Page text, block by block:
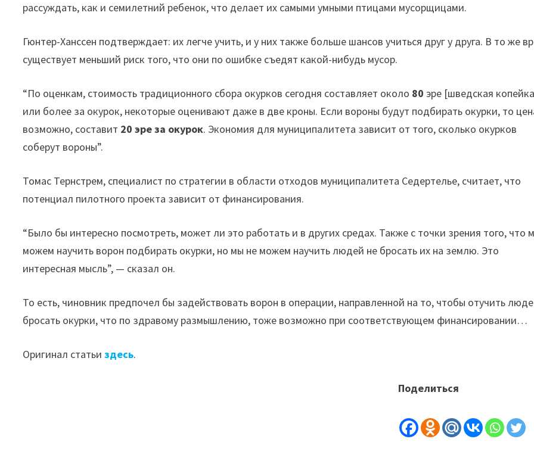
рассуждать, как и семилетний ребенок, что делает их самыми умными птицами мусорщицами.
Гюнтер-Ханссен подтверждает: их легче учить, и у них также больше шансов учиться друг у друга. В то же
существует меньший риск того, что они по ошибке съедят какой-нибудь мусор.
“По оценкам, стоимость традиционного сбора окурков сегодня составляет около 80 эре [шведская
или более за окурок, некоторые оценивают даже в две кроны. Если вороны будут подбирать окурки, то
возможно, составит 20 эре за окурок. Экономия для муниципалитета зависит от того, сколько окурков
соберут вороны”.
Томас Тернстрем, специалист по стратегии в области отходов муниципалитета Седертелье, считает, что
потенциал пилотного проекта зависит от финансирования.
“Было бы интересно посмотреть, может ли это работать и в других средах. Также с точки зрения того, что
можем научить ворон подбирать окурки, но мы не можем научить людей не бросать их на землю. Это
интересная мысль”, — сказал он.
То есть, чиновник предпочел бы задействовать ворон в операции, направленной на то, чтобы отучить
бросать окурки, что по здравому размышлению, тоже возможно при соответствующем финансировании…
Оригинал статьиздесь.
Поделиться